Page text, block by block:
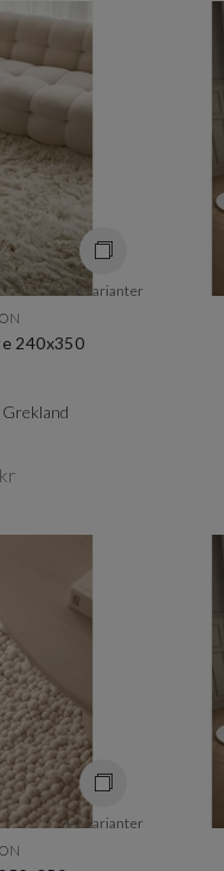
+ 6 varianter
240x350
+ 2 varianter